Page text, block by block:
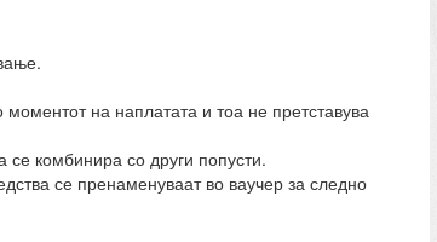
на наплатата и тоа не претставува
комбинира со други попусти.
се пренаменуваат во ваучер за следно